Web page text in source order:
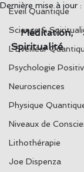
Eveil Quantique
Science &
L'Eveilleur
Psychologie
Neurosciences
Physique
Niveaux de
Lithothérapie
Joe Dispenza
Dernière mise à jour :
Méditation,
Spiritualité